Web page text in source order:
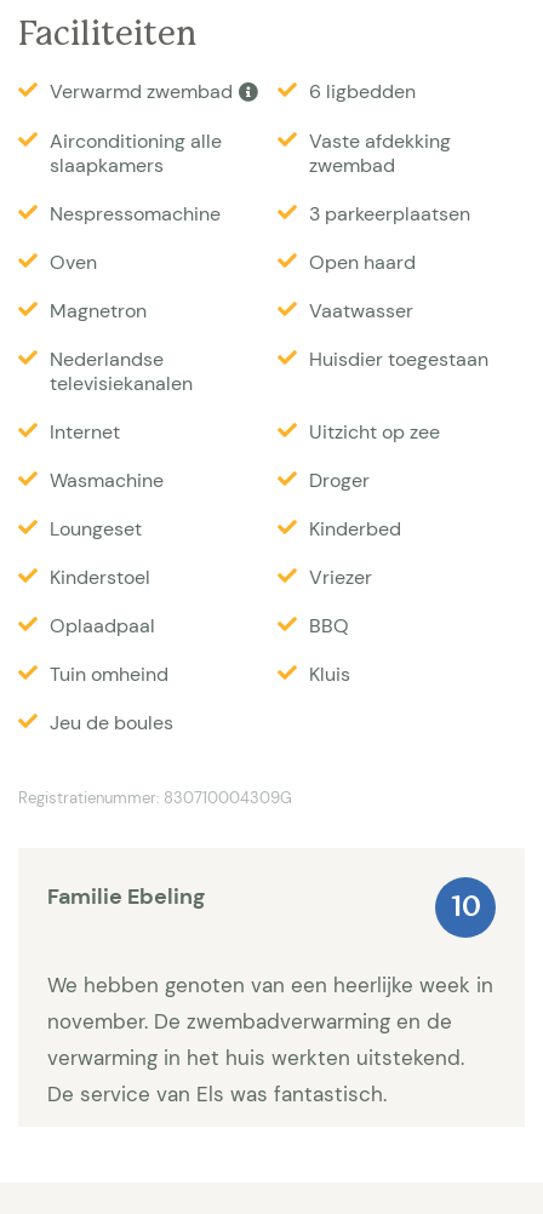
Een buitendouche is beschikbaar. Het wordt
omgeven door een houten terras. Het uitzicht op de
voor de kinderen. Vaste barbecue op het terras.
terrein. Oplaadmogelijkheid voor elektrische auto's.
Mooie golfbaan op 1 km. Stranden ca 5 km. Bormes
les Mimosas en Le lavandou op 14 km afstand.
Interieur
De villa zelf betreedt u via een zware houten
hardstenen vloer voor u uit. Vanuit de keuken en de
woonkamer zijn er dubbele openslaande deuren
naar de veranda. In de lichte woonruimte treft u een
met smart tv (Netflix en canal digital abonnement
(ook Nederlandse en Belgische zenders). Goede
muziekinsallatie. In de luxe open keuken is alles
leeslampjes en dergelijke. Alles is fris en maximaal
afgewerkt. De badkamers zijn werkelijk schitterend
een twee 1 persoonsbedden en een slaapkamer
met een boxspringbed van 1,60. Via een trap kunt u
naar boven. Hier zijn nog 2 slaapkamers. De eerste
Faciliteiten
Verwarmd zwembad
6 ligbedden
Airconditioning alle
slaapkamers
Vaste afdekking
zwembad
Nespressomachine
3 parkeerplaatsen
Oven
Open haard
Magnetron
Vaatwasser
Nederlandse
televisiekanalen
Huisdier toegestaan
Internet
Uitzicht op zee
Wasmachine
Droger
Loungeset
Kinderbed
Kinderstoel
Vriezer
Oplaadpaal
BBQ
Tuin omheind
Kluis
Jeu de boules
Registratienummer: 830710004309G
Familie Ebeling 10
We hebben genoten van een heerlijke week in
november. De zwembadverwarming en de
verwarming in het huis werkten uitstekend.
De service van Els was fantastisch.